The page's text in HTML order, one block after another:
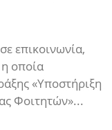
επικοινωνία,
οποία
«Υποστήριξη
Φοιτητών»...